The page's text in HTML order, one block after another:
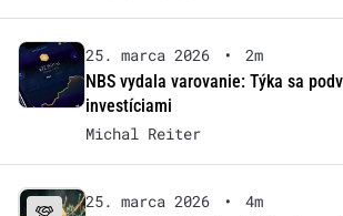
25. marca 2026 •
2m
NBS vydala varovanie: Týka sa
investíciami
Michal Reiter
25. marca 2026 •
4m